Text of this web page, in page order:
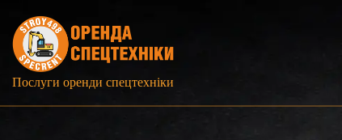
вмісту
Послуги оренди спецтехніки